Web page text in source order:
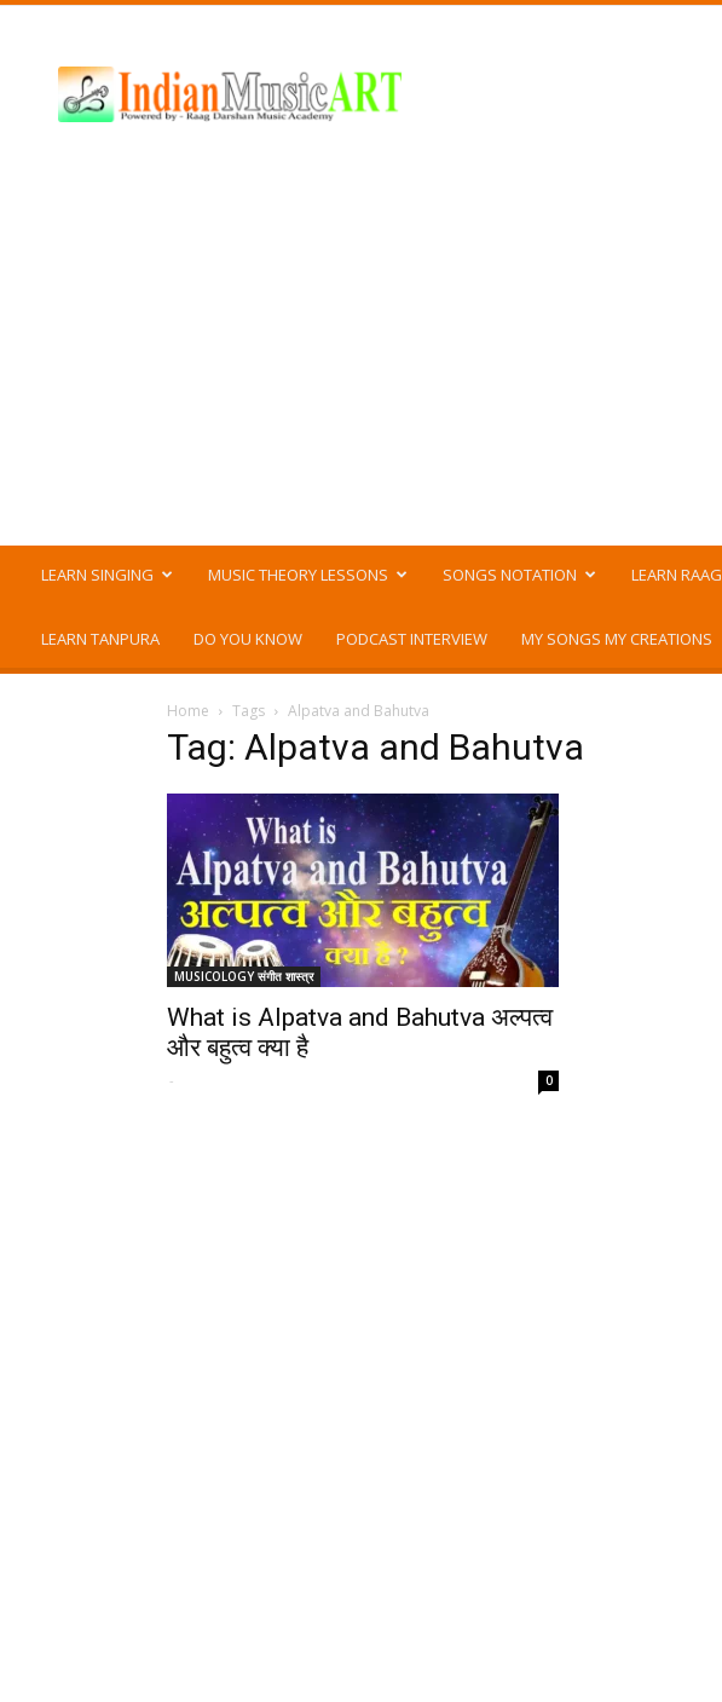
Music
ART
LEARN SINGING MUSIC THEORY LESSONS SONGS NOTATION LEARN RAAG
LEARN TANPURA DO YOU KNOW PODCAST INTERVIEW MY SONGS MY CREATIONS
Home Tags Alpatva and Bahutva
Tag: Alpatva and Bahutva
MUSICOLOGY संगीत शास्त्र
What is Alpatva and Bahutva अल्पत्व
और बहुत्व क्या है
- 0